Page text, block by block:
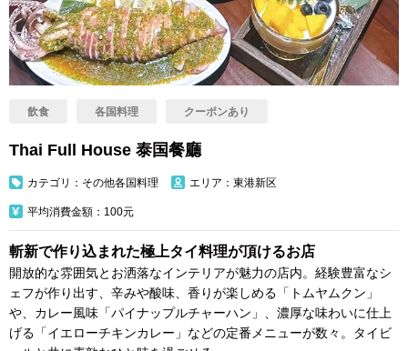
飲食 各国料理 クーポンあり
Thai Full House 泰国餐廳
カテゴリ：その他各国料理 エリア：東港新区
平均消費金額：100元
斬新で作り込まれた極上タイ料理が頂けるお店
開放的な雰囲気とお洒落なインテリアが魅力の店内。経験豊富なシ
ェフが作り出す、辛みや酸味、香りが楽しめる「トムヤムクン」
や、カレー風味「パイナップルチャーハン」、濃厚な味わいに仕上
げる「イエローチキンカレー」などの定番メニューが数々。タイビ